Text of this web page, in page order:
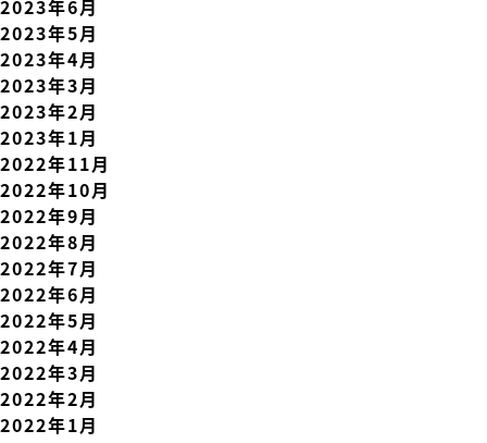
2023年6月
2023年5月
2023年4月
2023年3月
2023年2月
2023年1月
2022年11月
2022年10月
2022年9月
2022年8月
2022年7月
2022年6月
2022年5月
2022年4月
2022年3月
2022年2月
2022年1月